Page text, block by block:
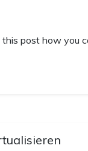
this post how you